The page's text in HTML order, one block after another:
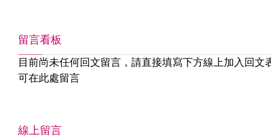
留言看板
目前尚未任何回文留言，請直接填寫下方線上加入回文
可在此處留言
線上留言